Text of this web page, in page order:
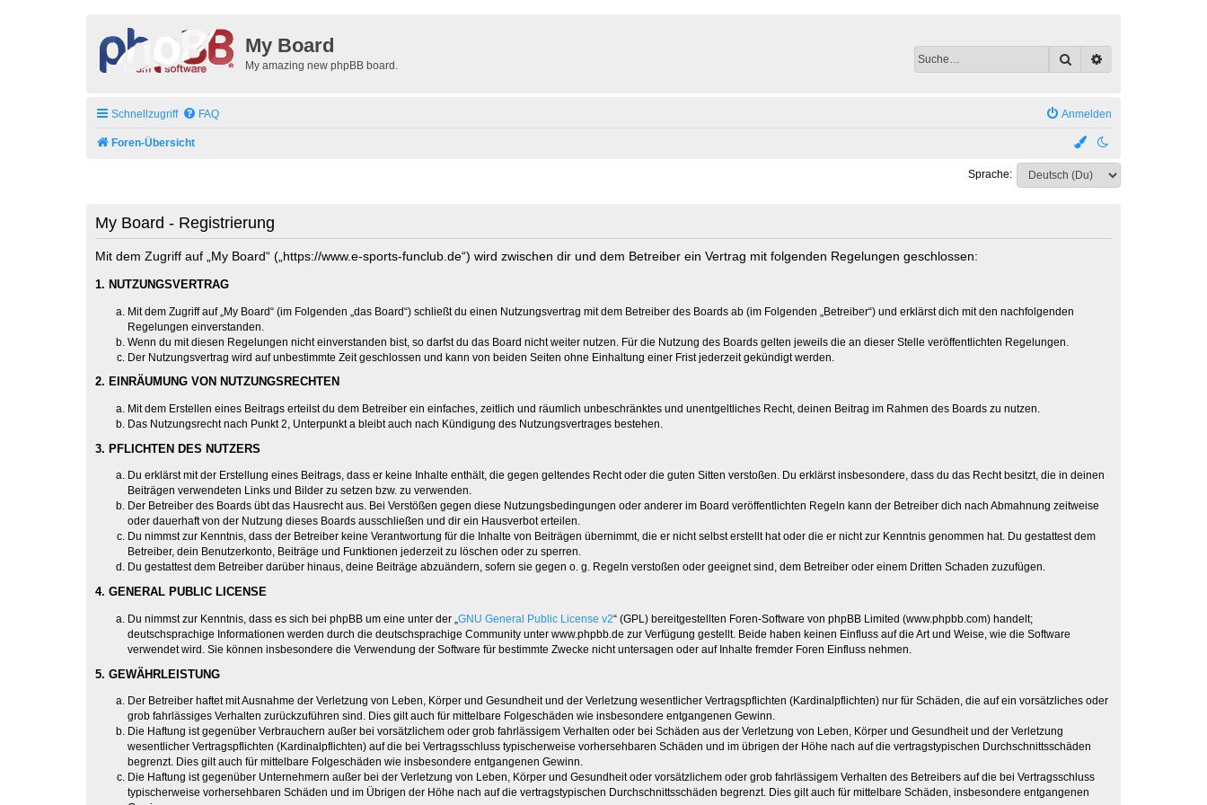
My Board
My amazing new phpBB board. Suche
Schnellzugriff FAQ Anmelden
Foren-Übersicht
Sprache:
My Board - Registrierung
Mit dem Zugriff auf „My Board“ („https://www.e-sports-funclub.de“) wird zwischen dir und dem Betreiber ein Vertrag mit folgenden Regelungen geschlossen:
1. NUTZUNGSVERTRAG
Mit dem Zugriff auf „My Board“ (im Folgenden „das Board“) schließt du einen Nutzungsvertrag mit dem Betreiber des Boards ab (im Folgenden „Betreiber“) und erklärst dich mit den nachfolgenden
Regelungen einverstanden.
Wenn du mit diesen Regelungen nicht einverstanden bist, so darfst du das Board nicht weiter nutzen. Für die Nutzung des Boards gelten jeweils die an dieser Stelle veröffentlichten Regelungen.
Der Nutzungsvertrag wird auf unbestimmte Zeit geschlossen und kann von beiden Seiten ohne Einhaltung einer Frist jederzeit gekündigt werden.
2. EINRÄUMUNG VON NUTZUNGSRECHTEN
Mit dem Erstellen eines Beitrags erteilst du dem Betreiber ein einfaches, zeitlich und räumlich unbeschränktes und unentgeltliches Recht, deinen Beitrag im Rahmen des Boards zu nutzen.
Das Nutzungsrecht nach Punkt 2, Unterpunkt a bleibt auch nach Kündigung des Nutzungsvertrages bestehen.
3. PFLICHTEN DES NUTZERS
Du erklärst mit der Erstellung eines Beitrags, dass er keine Inhalte enthält, die gegen geltendes Recht oder die guten Sitten verstoßen. Du erklärst insbesondere, dass du das Recht besitzt, die in deinen
Beiträgen verwendeten Links und Bilder zu setzen bzw. zu verwenden.
Der Betreiber des Boards übt das Hausrecht aus. Bei Verstößen gegen diese Nutzungsbedingungen oder anderer im Board veröffentlichten Regeln kann der Betreiber dich nach Abmahnung zeitweise
oder dauerhaft von der Nutzung dieses Boards ausschließen und dir ein Hausverbot erteilen.
Du nimmst zur Kenntnis, dass der Betreiber keine Verantwortung für die Inhalte von Beiträgen übernimmt, die er nicht selbst erstellt hat oder die er nicht zur Kenntnis genommen hat. Du gestattest dem
Betreiber, dein Benutzerkonto, Beiträge und Funktionen jederzeit zu löschen oder zu sperren.
Du gestattest dem Betreiber darüber hinaus, deine Beiträge abzuändern, sofern sie gegen o. g. Regeln verstoßen oder geeignet sind, dem Betreiber oder einem Dritten Schaden zuzufügen.
4. GENERAL PUBLIC LICENSE
Du nimmst zur Kenntnis, dass es sich bei phpBB um eine unter der „GNU General Public License v2“ (GPL) bereitgestellten Foren-Software von phpBB Limited (www.phpbb.com) handelt;
deutschsprachige Informationen werden durch die deutschsprachige Community unter www.phpbb.de zur Verfügung gestellt. Beide haben keinen Einfluss auf die Art und Weise, wie die Software
verwendet wird. Sie können insbesondere die Verwendung der Software für bestimmte Zwecke nicht untersagen oder auf Inhalte fremder Foren Einfluss nehmen.
5. GEWÄHRLEISTUNG
Der Betreiber haftet mit Ausnahme der Verletzung von Leben, Körper und Gesundheit und der Verletzung wesentlicher Vertragspflichten (Kardinalpflichten) nur für Schäden, die auf ein vorsätzliches oder
grob fahrlässiges Verhalten zurückzuführen sind. Dies gilt auch für mittelbare Folgeschäden wie insbesondere entgangenen Gewinn.
Die Haftung ist gegenüber Verbrauchern außer bei vorsätzlichem oder grob fahrlässigem Verhalten oder bei Schäden aus der Verletzung von Leben, Körper und Gesundheit und der Verletzung
wesentlicher Vertragspflichten (Kardinalpflichten) auf die bei Vertragsschluss typischerweise vorhersehbaren Schäden und im übrigen der Höhe nach auf die vertragstypischen Durchschnittsschäden
begrenzt. Dies gilt auch für mittelbare Folgeschäden wie insbesondere entgangenen Gewinn.
Die Haftung ist gegenüber Unternehmern außer bei der Verletzung von Leben, Körper und Gesundheit oder vorsätzlichem oder grob fahrlässigem Verhalten des Betreibers auf die bei Vertragsschluss
typischerweise vorhersehbaren Schäden und im Übrigen der Höhe nach auf die vertragstypischen Durchschnittsschäden begrenzt. Dies gilt auch für mittelbare Schäden, insbesondere entgangenen